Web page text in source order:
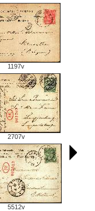
1197v
2707v
5512v